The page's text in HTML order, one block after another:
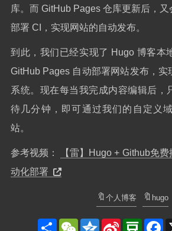
库。而 GitHub Pages 仓库更新后，
部署 CI，实现网站的自动发布。
到此，我们已经实现了 Hugo 博客本
GitHub Pages 自动部署网站发布，实
系统。现在每当我完成内容编辑后，
待几分钟，即可通过我们的自定义
站。
参考视频：
【雷】Hugo + Github免
动化部署
个人博客 hugo
分
W
Q
S
D